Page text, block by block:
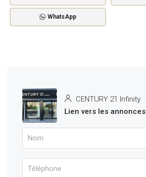
WhatsApp
CENTURY 21 Infinity
Lien vers les annonces